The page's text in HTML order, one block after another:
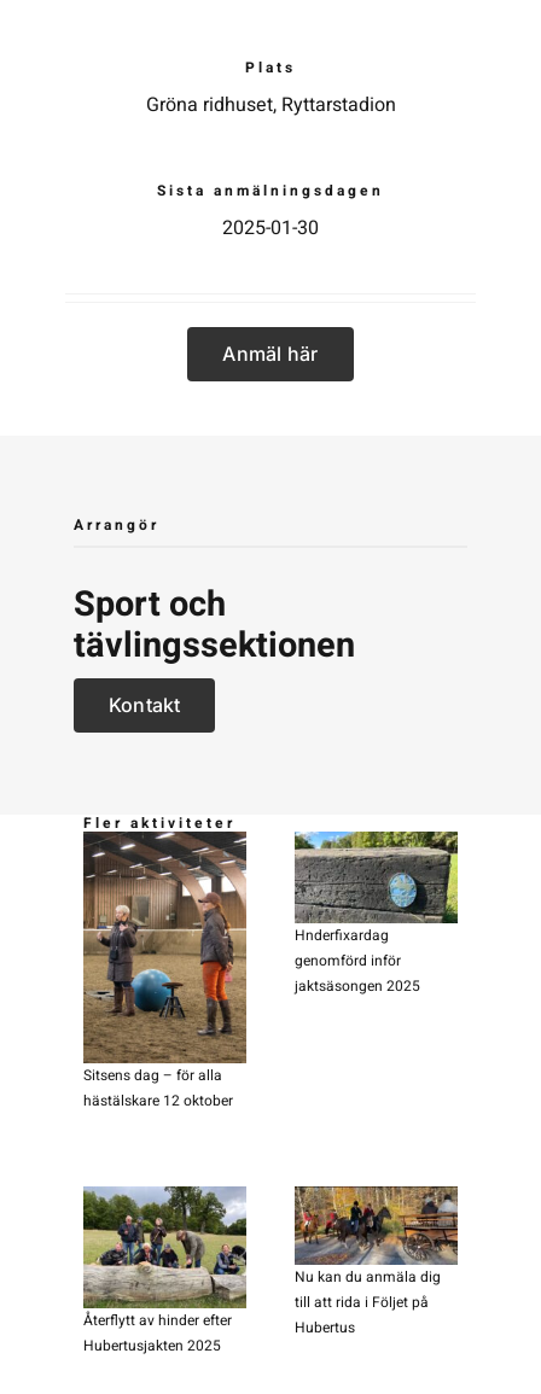
Dokument &
protokoll
Plats
Gröna ridhuset, Ryttarstadion
Sista anmälningsdagen
2025-01-30
Anmäl här
Arrangör
Sport och
tävlingssektionen
Kontakt
Fler aktiviteter
Sitsens dag – för alla
hästälskare 12 oktober
Hnderfixardag
genomförd inför
jaktsäsongen 2025
Återflytt av hinder efter
Hubertusjakten 2025
Nu kan du anmäla dig
till att rida i Följet på
Hubertus